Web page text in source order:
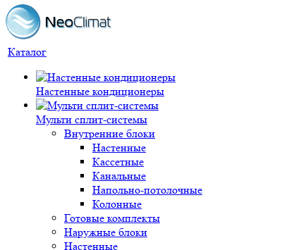
Каталог
Настенные кондиционеры
Мульти сплит-системы
Внутренние блоки
Настенные
Кассетные
Канальные
Напольно-потолочные
Колонные
Готовые комплекты
Наружные блоки
Настенные